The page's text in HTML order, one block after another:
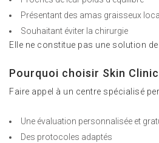
Présentant des amas graisseux
Souhaitant éviter la chirurgie
Elle ne constitue pas une solution
Pourquoi choisir Skin
Faire appel à un centre spécialisé
Une évaluation personnalisée et
Des protocoles adaptés